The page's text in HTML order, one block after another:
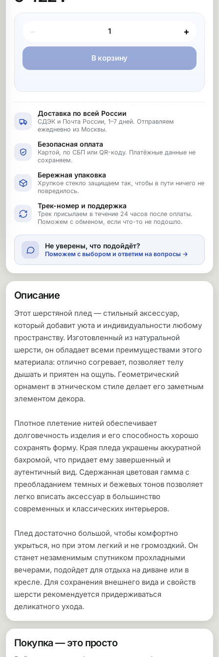
Покупка товара
− +
В корзину
Доставка по всей России
СДЭК и Почта России, 1–7 дней. Отправляем
ежедневно из Москвы.
Безопасная оплата
Картой, по СБП или QR-коду. Платёжные данные не
сохраняем.
Бережная упаковка
Хрупкое стекло защищаем так, чтобы в пути ничего не
повредилось.
Трек-номер и поддержка
Трек присылаем в течение 24 часов после оплаты.
Поможем с обменом, если что-то не подошло.
Не уверены, что подойдёт?
Поможем с выбором и ответим на вопросы →
Описание
Этот шерстяной плед — стильный аксессуар,
который добавит уюта и индивидуальности любому
пространству. Изготовленный из натуральной
шерсти, он обладает всеми преимуществами этого
материала: отлично согревает, позволяет телу
дышать и приятен на ощупь. Геометрический
орнамент в этническом стиле делает его заметным
элементом декора.
Плотное плетение нитей обеспечивает
долговечность изделия и его способность хорошо
сохранять форму. Края пледа украшены аккуратной
бахромой, что придает ему завершенный и
аутентичный вид. Сдержанная цветовая гамма с
преобладанием темных и бежевых тонов позволяет
легко вписать аксессуар в большинство
современных и классических интерьеров.
Плед достаточно большой, чтобы комфортно
укрыться, но при этом легкий и не громоздкий. Он
станет незаменимым спутником прохладными
вечерами, подойдет для отдыха на диване или в
кресле. Для сохранения внешнего вида и свойств
шерсти рекомендуется придерживаться
деликатного ухода.
Покупка — это просто